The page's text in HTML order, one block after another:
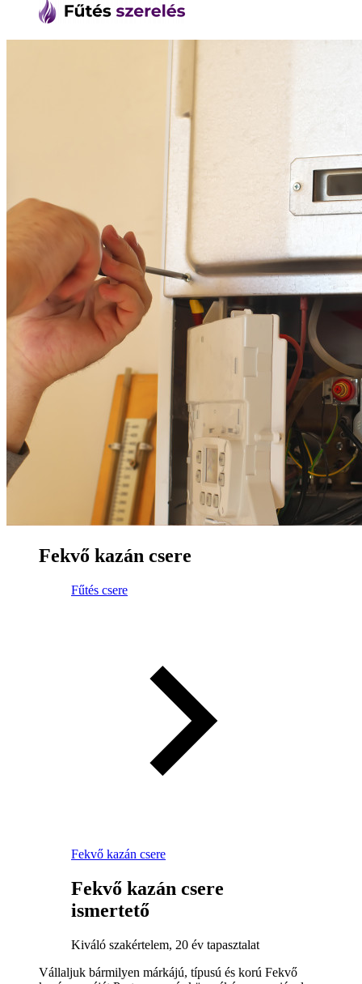
Fekvő kazán csere
Fűtés csere
Fekvő kazán csere
Fekvő kazán csere
ismertető
Kiváló szakértelem, 20 év tapasztalat
Vállaljuk bármilyen márkájú, típusú és korú Fekvő